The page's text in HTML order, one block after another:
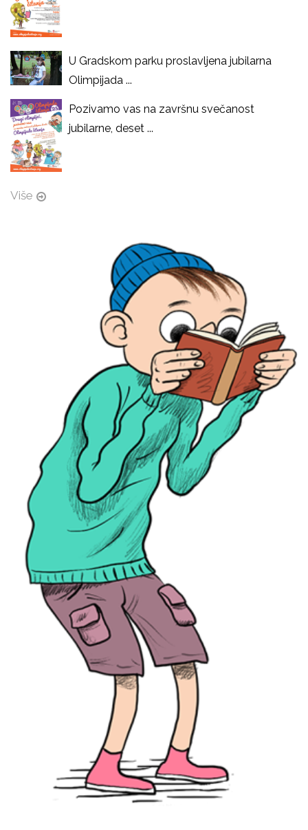
U Gradskom parku proslavljena jubilarna
Olimpijada ...
Pozivamo vas na završnu svečanost
jubilarne, deset ...
Više